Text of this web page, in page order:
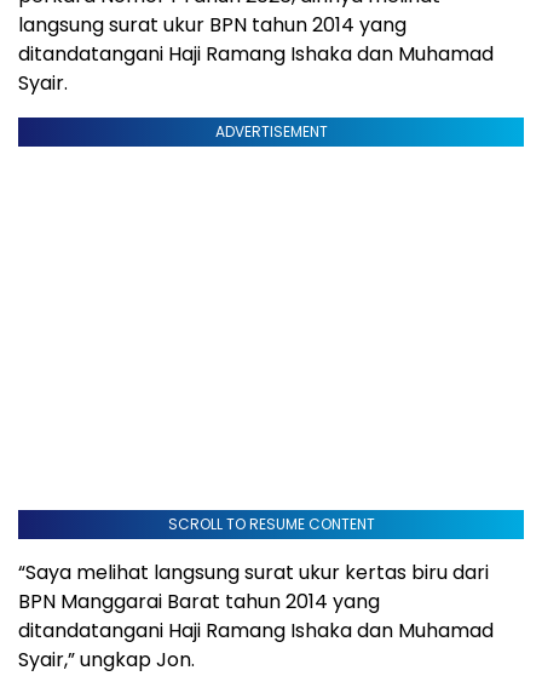
langsung surat ukur BPN tahun 2014 yang
ditandatangani Haji Ramang Ishaka dan Muhamad
Syair.
ADVERTISEMENT
SCROLL TO RESUME CONTENT
“Saya melihat langsung surat ukur kertas biru dari
BPN Manggarai Barat tahun 2014 yang
ditandatangani Haji Ramang Ishaka dan Muhamad
Syair,” ungkap Jon.